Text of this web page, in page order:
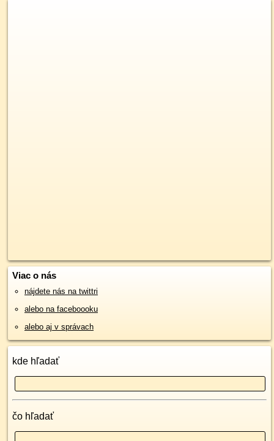
Viac o nás
nájdete nás na twittri
alebo na faceboooku
alebo aj v správach
kde hľadať
čo hľadať